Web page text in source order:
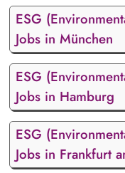
ESG
Jobs in München
ESG
Jobs in Hamburg
ESG
Jobs in Frankfurt